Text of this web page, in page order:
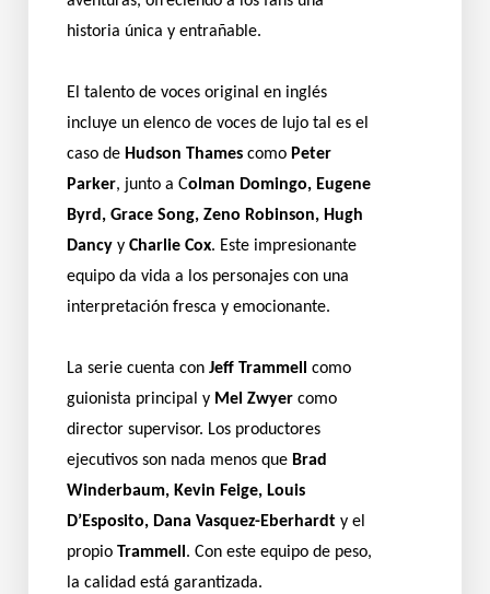
historia única y entrañable.
El talento de voces original en inglés
incluye un elenco de voces de lujo tal es el
caso de Hudson Thames como Peter
Parker, junto a Colman Domingo, Eugene
Byrd, Grace Song, Zeno Robinson, Hugh
Dancy y Charlie Cox. Este impresionante
equipo da vida a los personajes con una
interpretación fresca y emocionante.
La serie cuenta con Jeff Trammell como
guionista principal y Mel Zwyer como
director supervisor. Los productores
ejecutivos son nada menos que Brad
Winderbaum, Kevin Feige, Louis
D’Esposito, Dana Vasquez-Eberhardt y el
propio Trammell. Con este equipo de peso,
la calidad está garantizada.